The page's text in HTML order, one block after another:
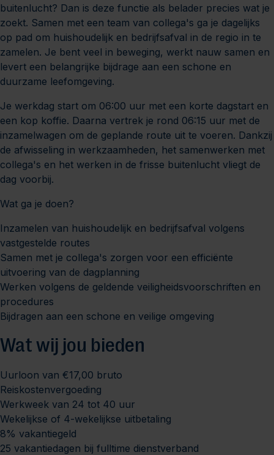
buitenlucht? Dan is deze functie als belader precies wat je
zoekt. Samen met een team van collega's ga je dagelijks
op pad om huishoudelijk en bedrijfsafval in de regio in te
zamelen. Je bent veel in beweging, werkt nauw samen en
levert een belangrijke bijdrage aan een schone en
duurzame leefomgeving.
Je werkdag start om 06:00 uur met een korte dagstart en
een kop koffie. Daarna vertrek je rond 06:15 uur met de
inzamelwagen om de geplande route uit te voeren. Dankzij
de afwisseling in werkzaamheden, het samenwerken met
collega's en het werken in de frisse buitenlucht vliegt de
dag voorbij.
Wat ga je doen?
Inzamelen van huishoudelijk en bedrijfsafval volgens
vastgestelde routes
Samen met je collega's zorgen voor een efficiënte
uitvoering van de dagplanning
Werken volgens de geldende veiligheidsvoorschriften en
procedures
Bijdragen aan een schone en veilige omgeving
Wat wij jou bieden
Uurloon van €17,00 bruto
Reiskostenvergoeding
Werkweek van 24 tot 40 uur
Wekelijkse of 4-wekelijkse uitbetaling
8% vakantiegeld
25 vakantiedagen bij fulltime dienstverband